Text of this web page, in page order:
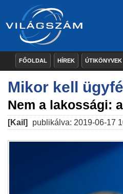
FŐOLDAL HÍREK ÚTIKÖNYVEK
Mikor kell
Nem a lakossági:
[Kail] publikálva: 2019-06-17